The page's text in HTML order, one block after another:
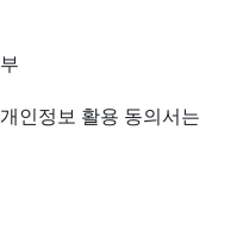
부
개인정보 활용 동의서는